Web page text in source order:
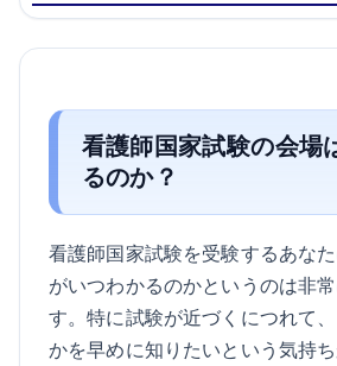
看護師国家試験の会場
るのか？
看護師国家試験を受験するあな
がいつわかるのかというのは非
す。特に試験が近づくにつれて
かを早めに知りたいという気持